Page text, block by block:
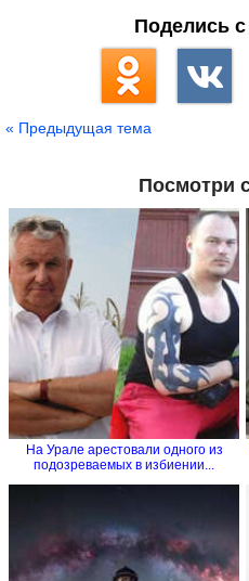
Поделись
« Предыдущая тема
Посмотри
На Урале арестовали одного из
подозреваемых в избиении...